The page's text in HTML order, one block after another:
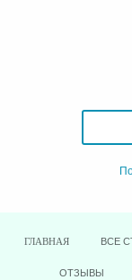
ГЛАВНАЯ ВСЕ
ОТЗЫВЫ